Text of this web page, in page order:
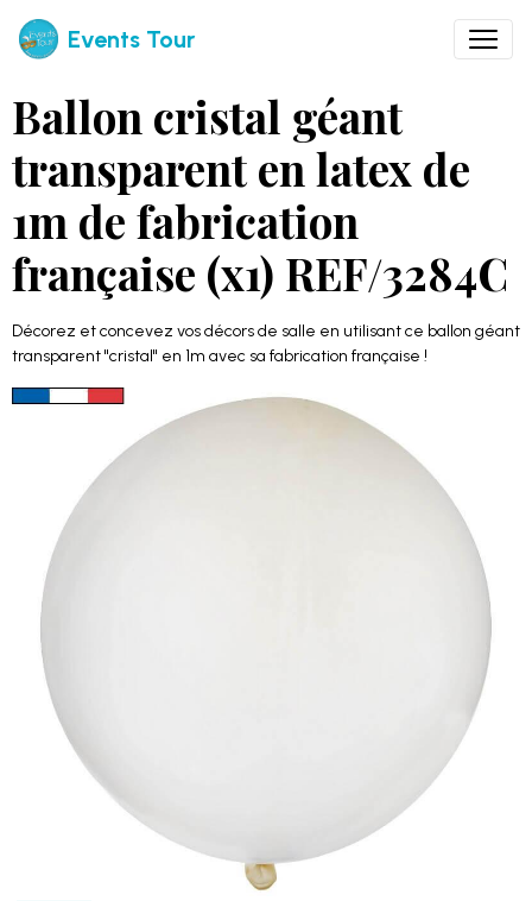
Events Tour
Ballon cristal géant
transparent en latex de
1m de fabrication
française (x1) REF/3284C
Décorez et concevez vos décors de salle en utilisant ce ballon géant
transparent "cristal" en 1m avec sa fabrication française !